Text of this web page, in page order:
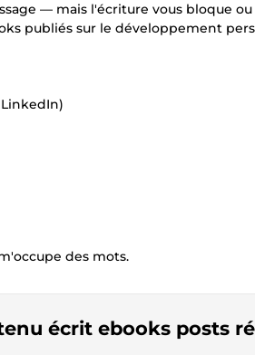
— mais l'écriture vous bloque
publiés sur le développement
LinkedIn)
des mots.
écrit ebooks posts